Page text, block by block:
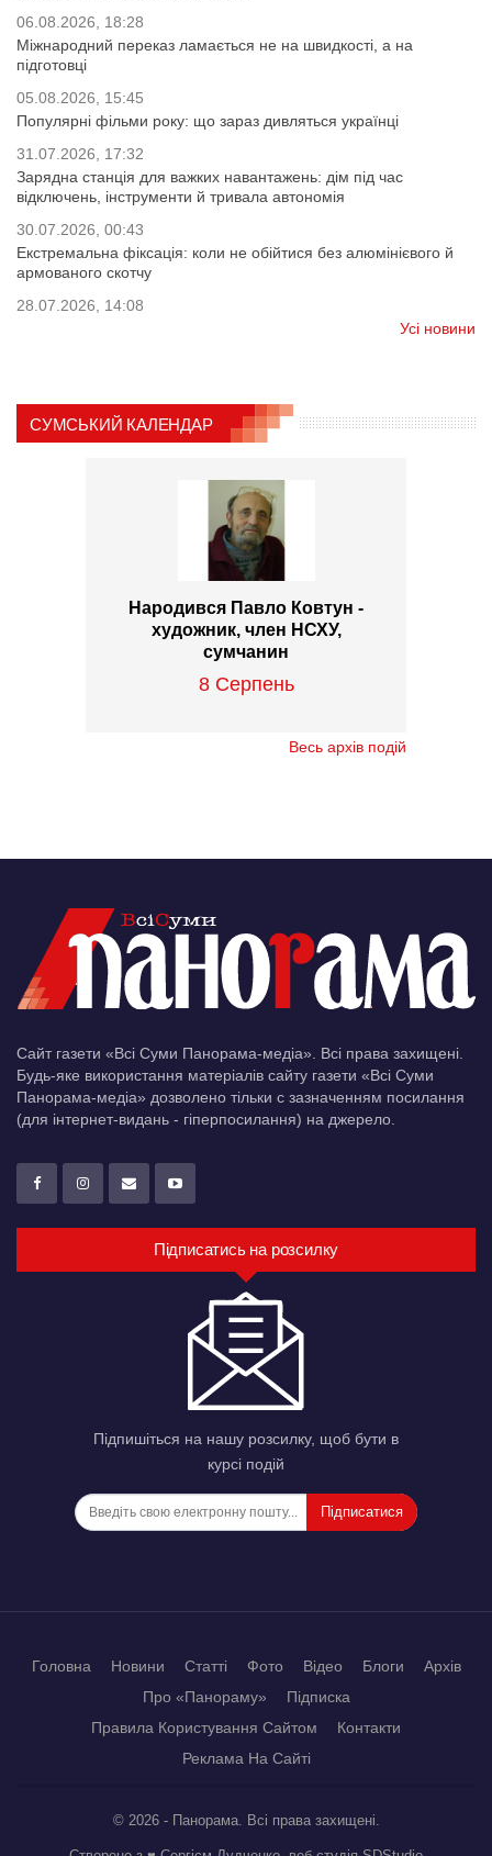
06.08.2026, 18:28
Міжнародний переказ ламається не на швидкості, а на
підготовці
05.08.2026, 15:45
Популярні фільми року: що зараз дивляться українці
31.07.2026, 17:32
Зарядна станція для важких навантажень: дім під час
відключень, інструменти й тривала автономія
30.07.2026, 00:43
Екстремальна фіксація: коли не обійтися без алюмінієвого й
армованого скотчу
28.07.2026, 14:08
Усі новини
СУМСЬКИЙ КАЛЕНДАР
Народився Павло Ковтун -
художник, член НСХУ,
сумчанин
8 Серпень
Весь архів подій
Сайт газети «Всі Суми Панорама-медіа». Всі права захищені.
Будь-яке використання матеріалів сайту газети «Всі Суми
Панорама-медіа» дозволено тільки c зазначенням посилання
(для інтернет-видань - гіперпосилання) на джерело.
Підписатись на розсилку
Підпишіться на нашу розсилку, щоб бути в
курсі подій
Підписатися
Головна Новини Статті Фото Відео Блоги
Архів
Про «Панораму»
Підписка
Правила Користування Сайтом
Контакти
Реклама На Сайті
© 2026 - Панорама. Всі права захищені.